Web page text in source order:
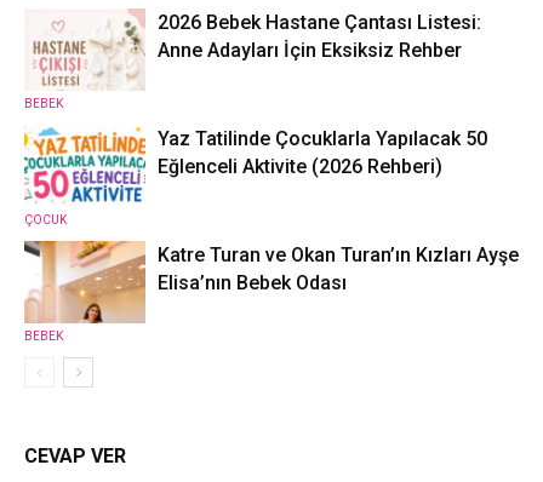
BEBEK
2026 Bebek Hastane Çantası Listesi:
Anne Adayları İçin Eksiksiz Rehber
ÇOCUK
Yaz Tatilinde Çocuklarla Yapılacak 50
Eğlenceli Aktivite (2026 Rehberi)
BEBEK
Katre Turan ve Okan Turan’ın Kızları Ayşe
Elisa’nın Bebek Odası
CEVAP VER